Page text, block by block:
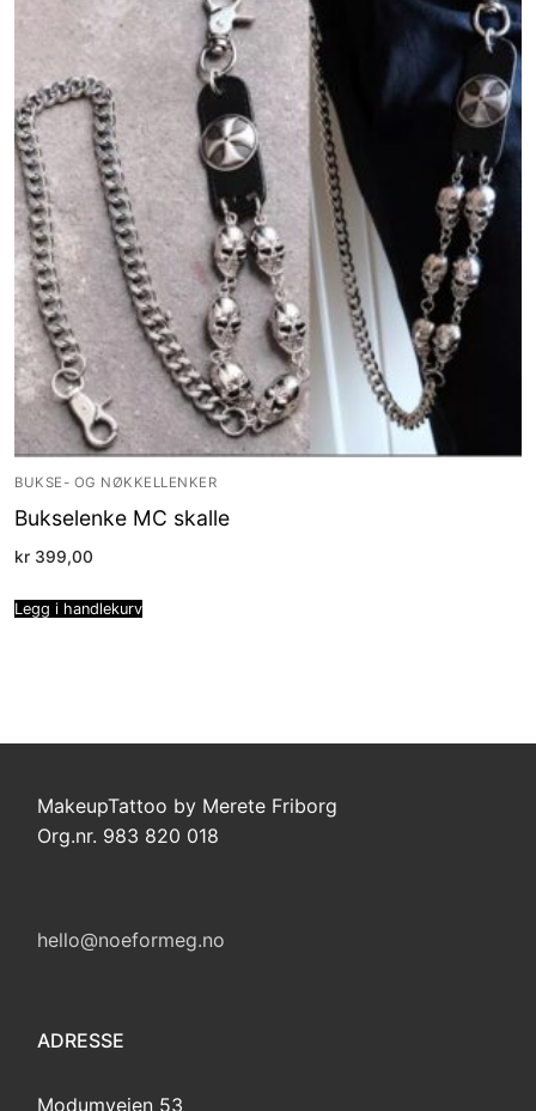
BUKSE- OG NØKKELLENKER
Bukselenke MC skalle
kr 399,00
Legg i handlekurv
MakeupTattoo by Merete Friborg
Org.nr. 983 820 018
hello@noeformeg.no
ADRESSE
Modumveien 53